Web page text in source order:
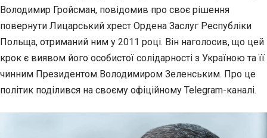
Володимир Гройсман, повідомив про своє рішення
повернути Лицарський хрест Ордена Заслуг Республіки
Польща, отриманий ним у 2011 році. Він наголосив, що цей
крок є виявом його особистої солідарності з Україною та її
чинним Президентом Володимиром Зеленським. Про це
політик поділився на своєму офіційному Telegram-каналі.